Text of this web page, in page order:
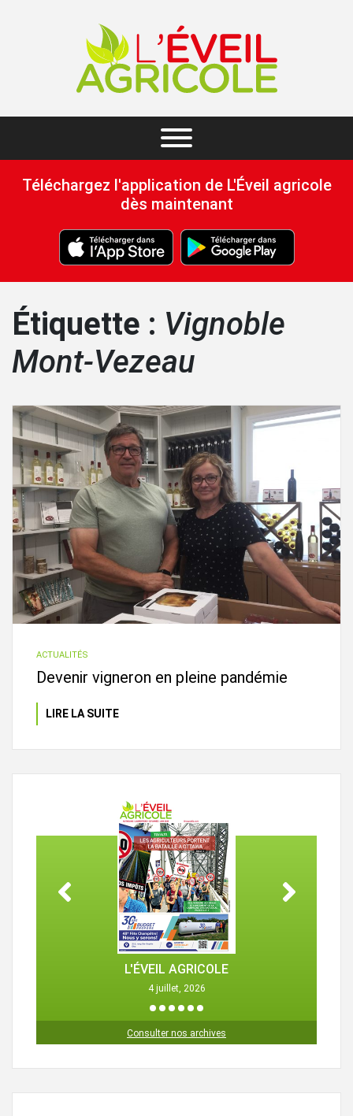
Téléchargez l'application de L'Éveil agricole
dès maintenant
Étiquette : Vignoble
Mont-Vezeau
ACTUALITÉS
Devenir vigneron en pleine pandémie
LIRE LA SUITE
L'ÉVEIL AGRICOLE
4 juillet, 2026
1 2 3 4 5
Consulter nos archives